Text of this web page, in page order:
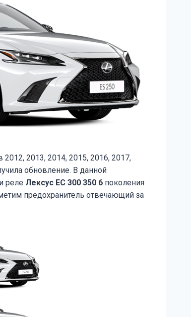
2013, 2014, 2015, 2016, 2017,
обновление. В данной
реле Лексус ЕС 300 350 6 поколения
предохранитель отвечающий за